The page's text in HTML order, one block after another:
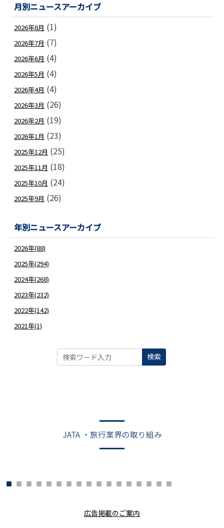
月別ニュースアーカイブ
2026年8月 (1)
2026年7月 (7)
2026年6月 (4)
2026年5月 (4)
2026年4月 (4)
2026年3月 (26)
2026年2月 (19)
2026年1月 (23)
2025年12月 (25)
2025年11月 (18)
2025年10月 (24)
2025年9月 (26)
年別ニュースアーカイブ
2026年(88)
2025年(294)
2024年(268)
2023年(232)
2022年(142)
2021年(1)
検索
JATA ・旅行業界の取り組み
広告掲載のご案内